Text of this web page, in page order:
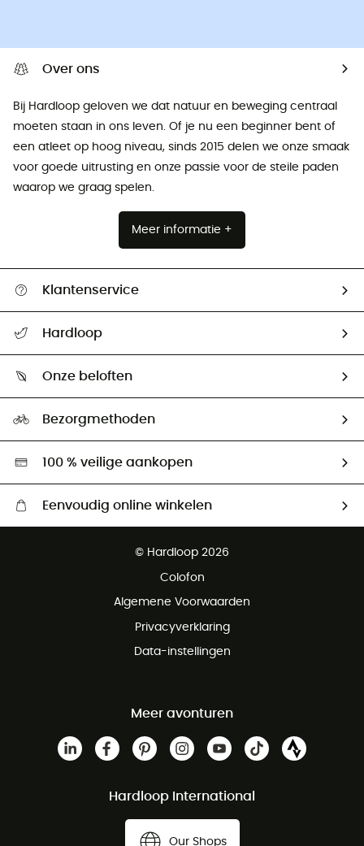
Over ons
Bij Hardloop geloven we dat natuur en beweging centraal
moeten staan ​​in ons leven. Of je nu een beginner bent of
een atleet op hoog niveau, sinds 2015 delen we onze smaak
voor goede uitrusting en onze passie voor de steile paden
waarop we graag spelen.
Meer informatie +
Klantenservice
Retourzendingen & Terugbetalingen
Hardloop
Ambassadeurs
Onze beloften
Hardgreen
Bezorgmethoden
100 % veilige aankopen
Eenvoudig online winkelen
Gratis retourneren binnen 100 dagen
© Hardloop 2026
Colofon
Algemene Voorwaarden
Privacyverklaring
Data-instellingen
Meer avonturen
Hardloop International
Our Shops